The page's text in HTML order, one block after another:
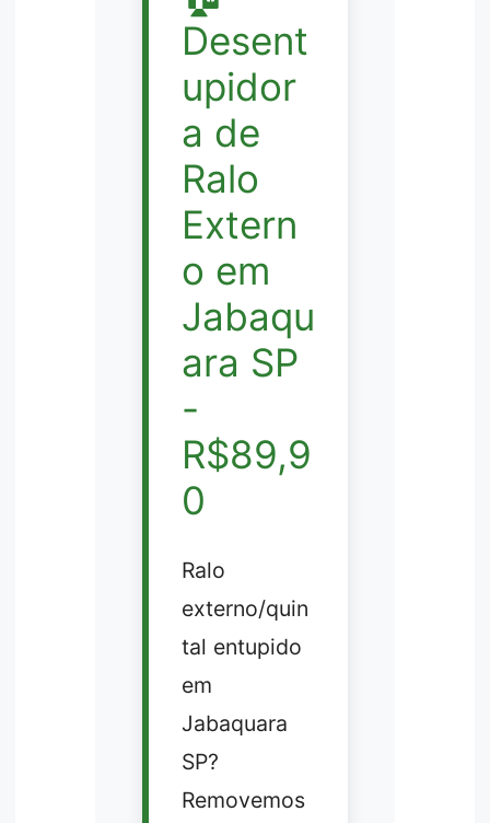
Desent
upidor
a de
Ralo
Extern
o em
Jabaqu
ara SP
-
R$89,9
0
Ralo
externo/quin
tal entupido
em
Jabaquara
SP?
Removemos